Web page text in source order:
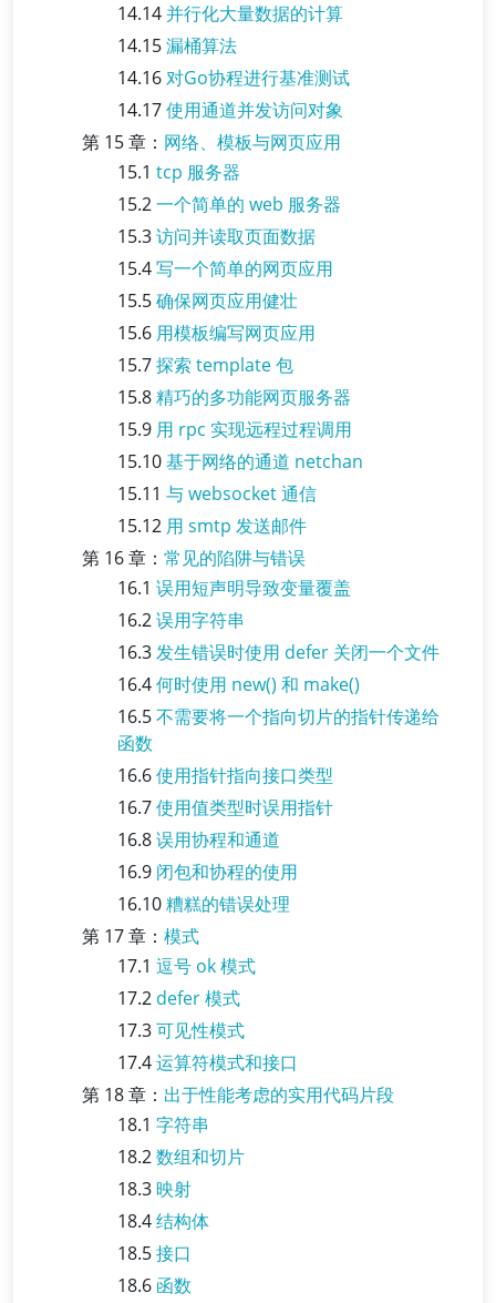
14.14并行化大量数据的计算
14.15漏桶算法
14.16对Go协程进行基准测试
14.17使用通道并发访问对象
第 15 章： 网络、模板与网页应用
15.1 tcp 服务器
15.2一个简单的 web 服务器
15.3访问并读取页面数据
15.4写一个简单的网页应用
15.5确保网页应用健壮
15.6 用模板编写网页应用
15.7探索 template 包
15.8精巧的多功能网页服务器
15.9 用 rpc 实现远程过程调用
15.10基于网络的通道 netchan
15.11 与 websocket 通信
15.12 用 smtp 发送邮件
第 16 章： 常见的陷阱与错误
16.1 误用短声明导致变量覆盖
16.2误用字符串
16.3发生错误时使用 defer 关闭一个文件
16.4何时使用 new() 和 make()
16.5不需要将一个指向切片的指针传递给
函数
16.6使用指针指向接口类型
16.7使用值类型时误用指针
16.8误用协程和通道
16.9 闭包和协程的使用
16.10糟糕的错误处理
第 17 章： 模式
17.1 逗号 ok 模式
17.2 defer 模式
17.3可见性模式
17.4运算符模式和接口
第 18 章： 出于性能考虑的实用代码片段
18.1 字符串
18.2数组和切片
18.3映射
18.4结构体
18.5接口
18.6 函数